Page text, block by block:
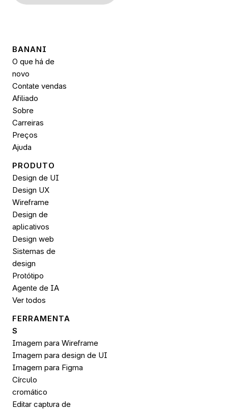
BANANI
O que há de
novo
Contate vendas
Afiliado
Sobre
Carreiras
Preços
Ajuda
PRODUTO
Design de UI
Design UX
Wireframe
Design de
aplicativos
Design web
Sistemas de
design
Protótipo
Agente de IA
Ver todos
FERRAMENTA
S
Imagem para Wireframe
Imagem para design de UI
Imagem para Figma
Círculo
cromático
Editar captura de